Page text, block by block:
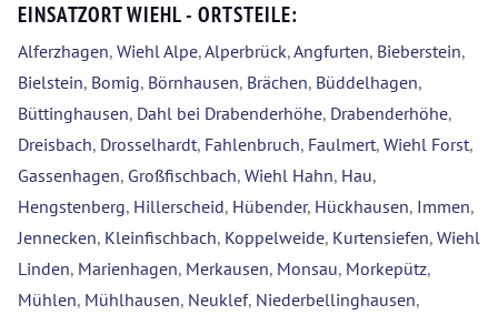
EINSATZORT WIEHL - ORTSTEILE:
Alferzhagen, Wiehl Alpe,Alperbrück,Angfurten, Bieberstein,
Bielstein, Bomig, Börnhausen, Brächen, Büddelhagen,
Büttinghausen, Dahl bei Drabenderhöhe, Drabenderhöhe,
Dreisbach, Drosselhardt, Fahlenbruch, Faulmert, Wiehl Forst,
Gassenhagen, Großfischbach, Wiehl Hahn, Hau,
Hengstenberg, Hillerscheid, Hübender, Hückhausen, Immen,
Jennecken, Kleinfischbach, Koppelweide, Kurtensiefen, Wiehl
Linden, Marienhagen, Merkausen, Monsau, Morkepütz,
Mühlen, Mühlhausen, Neuklef, Niederbellinghausen,